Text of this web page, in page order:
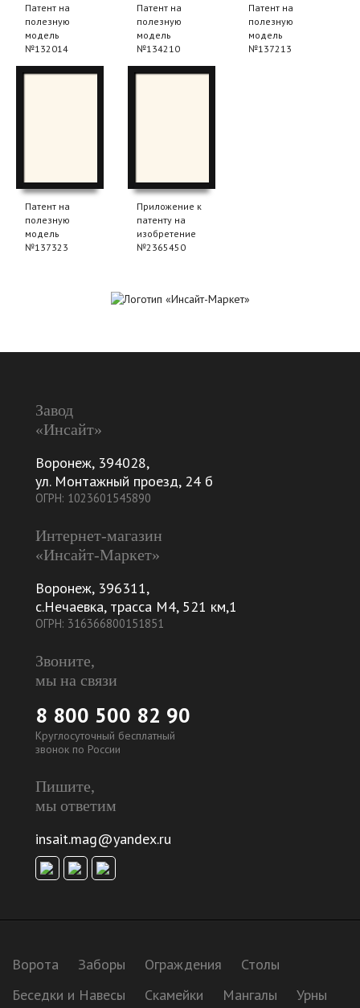
Патент на
полезную
модель
№132014
Патент на
полезную
модель
№134210
Патент на
полезную
модель
№137213
Патент на
полезную
модель
№137323
Приложение к
патенту на
изобретение
№2365450
Завод
«Инсайт»
Воронеж, 394028,
ул. Монтажный проезд, 24 б
ОГРН: 1023601545890
Интернет-магазин
«Инсайт-Маркет»
Воронеж, 396311,
с.Нечаевка, трасса М4, 521 км,1
ОГРН: 316366800151851
Звоните,
мы на связи
8 800 500 82 90
Круглосуточный бесплатный
звонок по России
Пишите,
мы ответим
insait.mag@yandex.ru
Ворота Заборы Ограждения
Столы
Беседки и Навесы
Скамейки Мангалы Урны